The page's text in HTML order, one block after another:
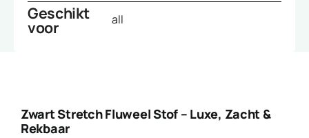
Geschikt
voor all
Zwart Stretch Fluweel Stof – Luxe, Zacht &
Rekbaar